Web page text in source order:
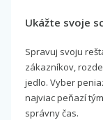
Ukážte svoje
Spravuj svoju
zákazníkov,
jedlo. Vyber
najviac peňazí
správny čas.